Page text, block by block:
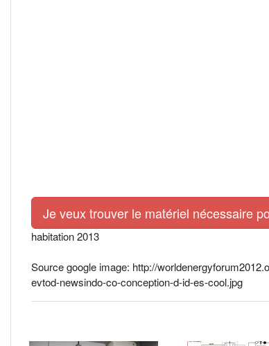
Je veux trouver le matériel nécessaire
habitation 2013
Source google image: http://
evtod-newsindo-co-conception-d-id-es-cool.jpg